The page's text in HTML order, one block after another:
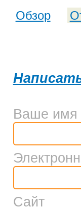
Обзор
Ваше имя
Сайт